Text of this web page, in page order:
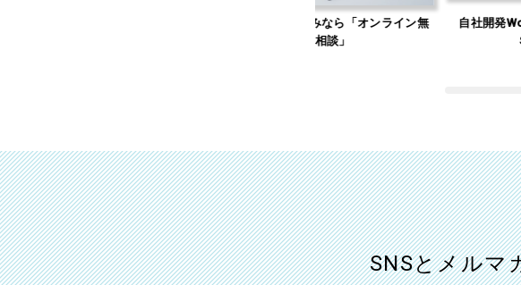
Web集客のお悩みなら「オンライン無
自社開発WordPress
Standard」
SNSとメルマ